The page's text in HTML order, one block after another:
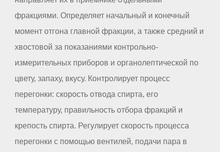
фракциями. Определяет начальный и конечный
момент отгона главной фракции, а также средний и
хвостовой за показаниями контрольно-
измерительных приборов и органолептической по
цвету, запаху, вкусу. Контролирует процесс
перегонки: скорость отвода спирта, его
температуру, правильность отбора фракций и
крепость спирта. Регулирует скорость процесса
перегонки с помощью вентилей, подачи пара в